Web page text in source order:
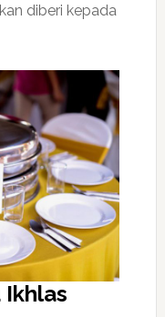
diberi kepada
Ikhlas